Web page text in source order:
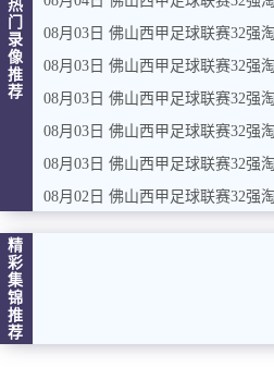
录像
足球录像
篮球录像
新闻
足球新闻
篮球新闻
热
门
录
像
推
荐
精
彩
集
锦
推
荐